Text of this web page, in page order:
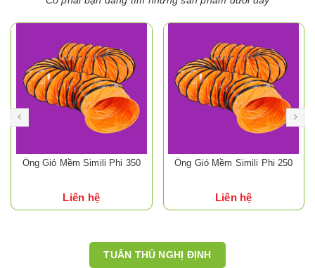
Ống Gió Mềm Simili Phi 350
Liên hệ
Ống Gió Mềm Simili Phi 250
Liên hệ
TUÂN THỦ NGHỊ ĐỊNH